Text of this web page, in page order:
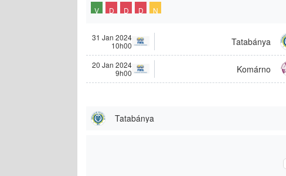
V D D D N
31 Jan 2024
10h00
Tatabánya
20 Jan 2024
9h00
Komárno
Tatabánya